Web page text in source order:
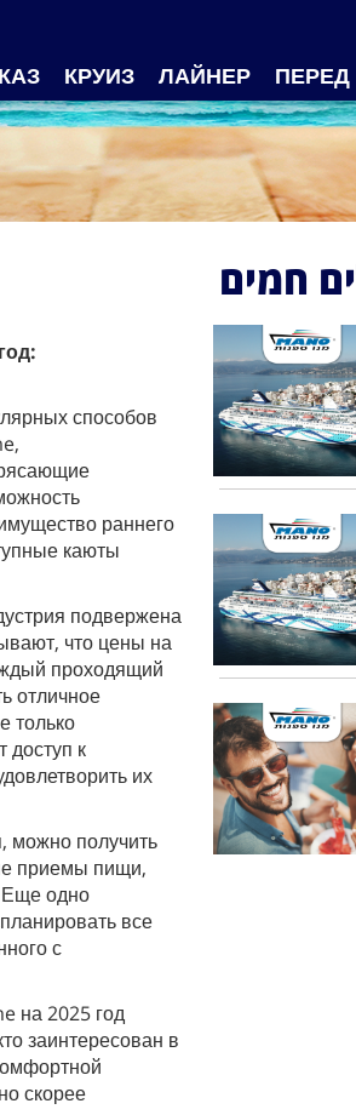
КРУИЗ ЛАЙНЕР
способов
раннего
каюты
подвержена
что цены на
проходящий
отличное
только
доступ к
их
можно получить
приемы пищи,
Еще одно
все
с
на 2025 год
заинтересован в
скорее
חמים